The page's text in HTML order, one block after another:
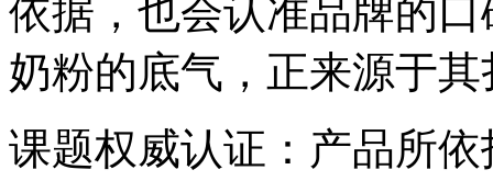
依据，也会认准品牌的
奶粉的底气，正来源于
课题权威认证：产品所